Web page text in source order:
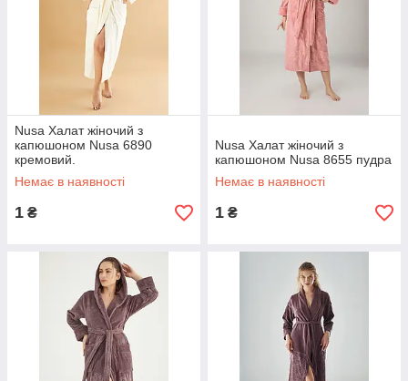
Nusa Халат жіночий з
капюшоном Nusa 6890
кремовий.
Немає в наявності
1 ₴
Nusa Халат жіночий з
капюшоном Nusa 8655 пудра
Немає в наявності
1 ₴